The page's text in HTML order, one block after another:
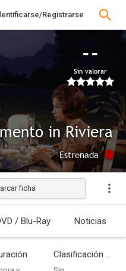
Registrarse
--
Sin valorar
in Riviera
Estrenada
ficha
/ Blu-Ray Noticias
Clasificación por edades